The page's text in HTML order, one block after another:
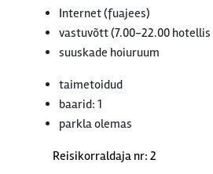
Internet (fuajees)
vastuvõtt (7.00-22.00 hotellis
suuskade hoiuruum
taimetoidud
baarid: 1
parkla olemas
Reisikorraldaja nr: 2